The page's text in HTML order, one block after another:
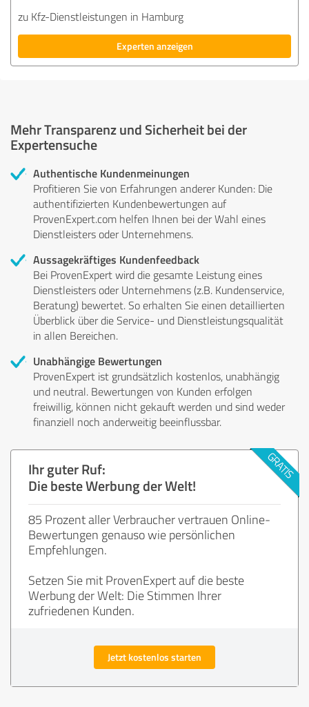
zu Kfz-Dienstleistungen in Hamburg
Experten anzeigen
Mehr Transparenz und Sicherheit bei der
Expertensuche
Authentische Kundenmeinungen
Profitieren Sie von Erfahrungen anderer Kunden: Die
authentifizierten Kundenbewertungen auf
ProvenExpert.com helfen Ihnen bei der Wahl eines
Dienstleisters oder Unternehmens.
Aussagekräftiges Kundenfeedback
Bei ProvenExpert wird die gesamte Leistung eines
Dienstleisters oder Unternehmens (z.B. Kundenservice,
Beratung) bewertet. So erhalten Sie einen detaillierten
Überblick über die Service- und Dienstleistungsqualität
in allen Bereichen.
Unabhängige Bewertungen
ProvenExpert ist grundsätzlich kostenlos, unabhängig
und neutral. Bewertungen von Kunden erfolgen
freiwillig, können nicht gekauft werden und sind weder
finanziell noch anderweitig beeinflussbar.
Ihr guter Ruf:
Die beste Werbung der Welt!
85 Prozent aller Verbraucher vertrauen Online-
Bewertungen genauso wie persönlichen
Empfehlungen.
Setzen Sie mit ProvenExpert auf die beste
Werbung der Welt: Die Stimmen Ihrer
zufriedenen Kunden.
Jetzt kostenlos starten